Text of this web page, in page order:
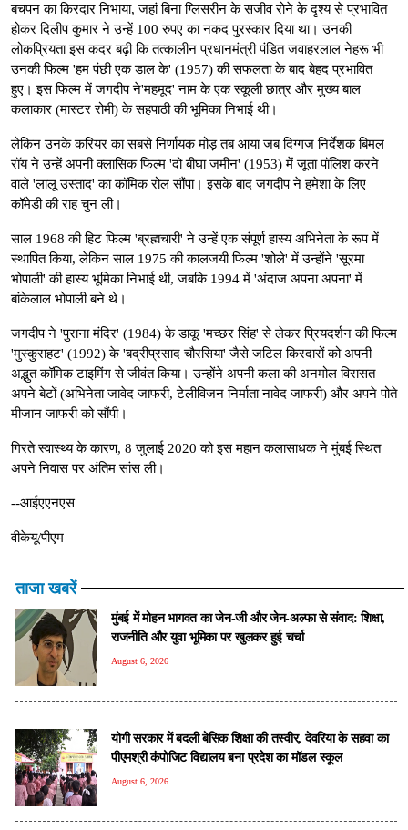
बचपन का किरदार निभाया, जहां बिना ग्लिसरीन के सजीव रोने के दृश्य से प्रभावित
होकर दिलीप कुमार ने उन्हें 100 रुपए का नकद पुरस्कार दिया था। उनकी
लोकप्रियता इस कदर बढ़ी कि तत्कालीन प्रधानमंत्री पंडित जवाहरलाल नेहरू भी
उनकी फिल्म 'हम पंछी एक डाल के' (1957) की सफलता के बाद बेहद प्रभावित
हुए। इस फिल्म में जगदीप ने'महमूद' नाम के एक स्कूली छात्र और मुख्य बाल
कलाकार (मास्टर रोमी) के सहपाठी की भूमिका निभाई थी।
लेकिन उनके करियर का सबसे निर्णायक मोड़ तब आया जब दिग्गज निर्देशक बिमल
रॉय ने उन्हें अपनी क्लासिक फिल्म 'दो बीघा जमीन' (1953) में जूता पॉलिश करने
वाले 'लालू उस्ताद' का कॉमिक रोल सौंपा। इसके बाद जगदीप ने हमेशा के लिए
कॉमेडी की राह चुन ली।
साल 1968 की हिट फिल्म 'ब्रह्मचारी' ने उन्हें एक संपूर्ण हास्य अभिनेता के रूप में
स्थापित किया, लेकिन साल 1975 की कालजयी फिल्म 'शोले' में उन्होंने 'सूरमा
भोपाली' की हास्य भूमिका निभाई थी, जबकि 1994 में 'अंदाज अपना अपना' में
बांकेलाल भोपाली बने थे।
जगदीप ने 'पुराना मंदिर' (1984) के डाकू 'मच्छर सिंह' से लेकर प्रियदर्शन की फिल्म
'मुस्कुराहट' (1992) के 'बद्रीप्रसाद चौरसिया' जैसे जटिल किरदारों को अपनी
अद्भुत कॉमिक टाइमिंग से जीवंत किया। उन्होंने अपनी कला की अनमोल विरासत
अपने बेटों (अभिनेता जावेद जाफरी, टेलीविजन निर्माता नावेद जाफरी) और अपने पोते
मीजान जाफरी को सौंपी।
गिरते स्वास्थ्य के कारण, 8 जुलाई 2020 को इस महान कलासाधक ने मुंबई स्थित
अपने निवास पर अंतिम सांस ली।
--आईएएनएस
वीकेयू/पीएम
ताजा खबरें
मुंबई में मोहन भागवत का जेन-जी और जेन-अल्फा से संवाद: शिक्षा,
राजनीति और युवा भूमिका पर खुलकर हुई चर्चा
August 6, 2026
योगी सरकार में बदली बेसिक शिक्षा की तस्वीर, देवरिया के सहवा का
पीएमश्री कंपोजिट विद्यालय बना प्रदेश का मॉडल स्कूल
August 6, 2026